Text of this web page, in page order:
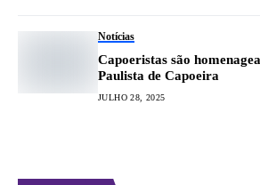
Notícias
Capoeristas são
Paulista de Capoeira
JULHO 28, 2025